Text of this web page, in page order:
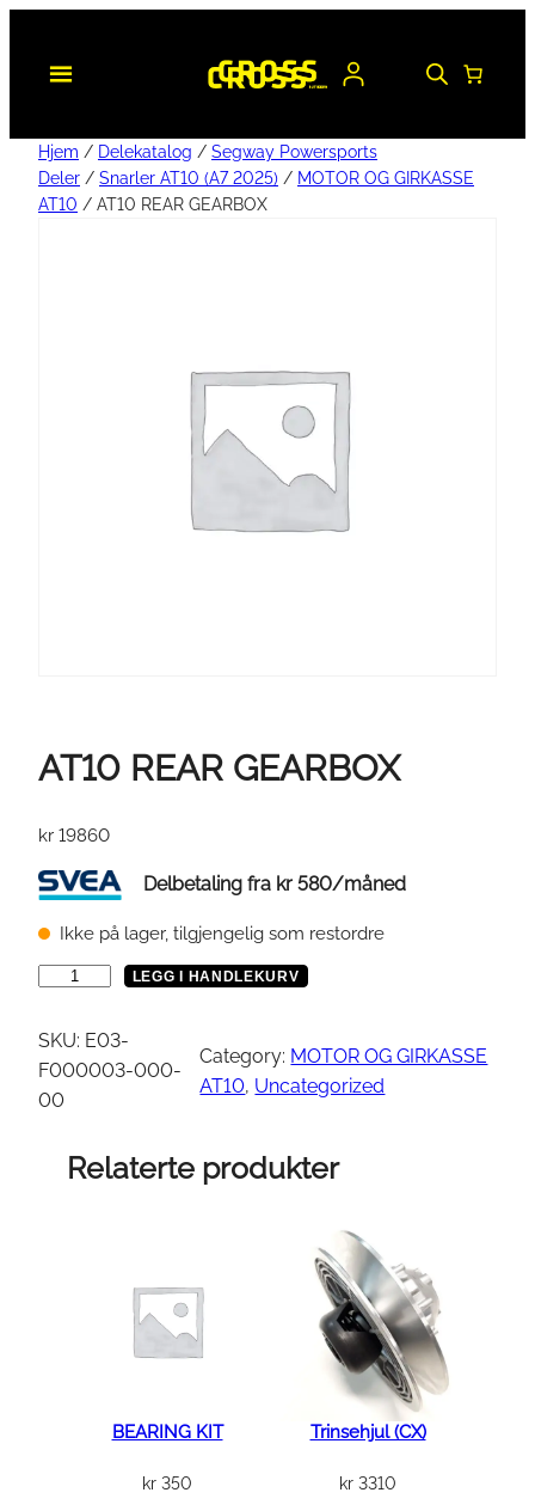
Hjem / Delekatalog / Segway Powersports
Deler / Snarler AT10 (A7 2025) / MOTOR OG GIRKASSE
AT10 / AT10 REAR GEARBOX
AT10 REAR GEARBOX
kr 19860
Delbetaling fra kr 580/måned
Ikke på lager, tilgjengelig som restordre
1
0
R
LEGG I HANDLEKURV
SKU: E03-
F000003-000-
00
Category: MOTOR OG GIRKASSE
AT10, Uncategorized
Relaterte produkter
BEARING KIT
kr 350
Trinsehjul (CX)
kr 3310